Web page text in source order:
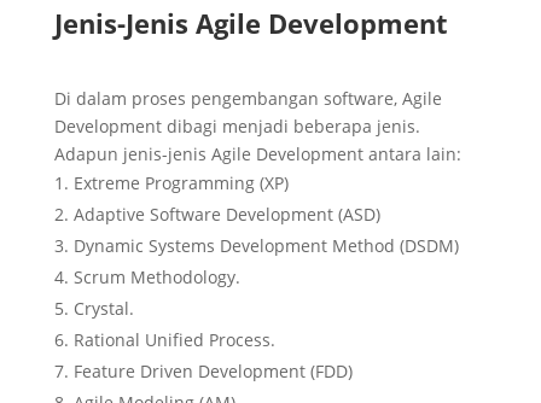
Jenis-Jenis Agile Development
Di dalam proses pengembangan software, Agile
Development dibagi menjadi beberapa jenis.
Adapun jenis-jenis Agile Development antara lain:
Extreme Programming (XP)
Adaptive Software Development (ASD)
Dynamic Systems Development Method (DSDM)
Scrum Methodology.
Crystal.
Rational Unified Process.
Feature Driven Development (FDD)